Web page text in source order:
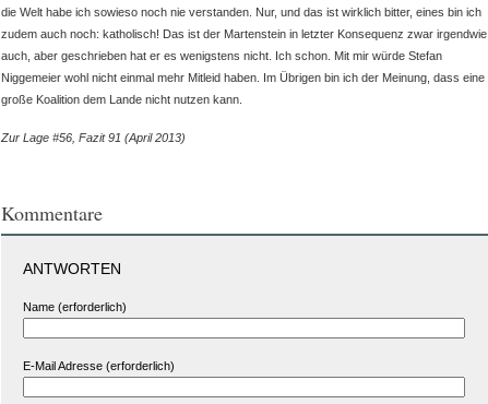
die Welt habe ich sowieso noch nie verstanden. Nur, und das ist wirklich bitter, eines bin ich
zudem auch noch: katholisch! Das ist der Martenstein in letzter Konsequenz zwar irgendwie
auch, aber geschrieben hat er es wenigstens nicht. Ich schon. Mit mir würde Stefan
Niggemeier wohl nicht einmal mehr Mitleid haben. Im Übrigen bin ich der Meinung, dass eine
große Koalition dem Lande nicht nutzen kann.
Zur Lage #56, Fazit 91 (April 2013)
Kommentare
ANTWORTEN
Name (erforderlich)
E-Mail Adresse (erforderlich)